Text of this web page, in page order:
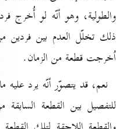
والطولية، وهو أنّه لو أُخرج
ذلك تخلّل العدم بين
اُخرجت قطعة من الزمان.
نعم، قد يتصوّر أنّه يرد
للتفصيل بين القطعة السابقة